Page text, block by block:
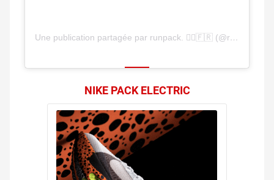
Une publication partagée par runpack. 🏃‍♂️🇫🇷 (@runpackfr)
NIKE PACK ELECTRIC